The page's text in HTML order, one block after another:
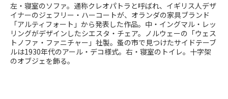
左・寝室のソファ。通称クレオパトラと呼ばれ、イギリス人デザ
イナーのジェフリー・ハーコートが、オランダの家具ブランド
「アルティフォート」から発表した作品。中・イングマル・レッ
リングがデザインしたシエスタ・チェア。ノルウェーの「ウェス
トノファ・ファニチャー」社製。蚤の市で見つけたサイドテーブ
ルは1930年代のアール・デコ様式。右・寝室のトイレ。十字架
のオブジェを飾る。